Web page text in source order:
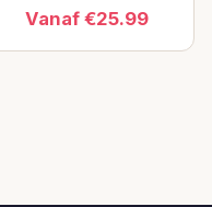
Vanaf €25.99